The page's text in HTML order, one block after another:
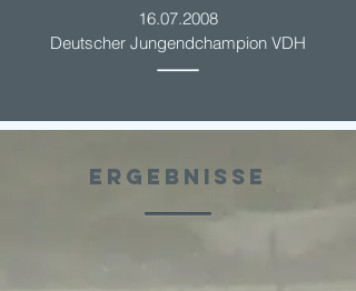
16.07.2008
Deutscher Jungendchampion VDH
Ergebnisse